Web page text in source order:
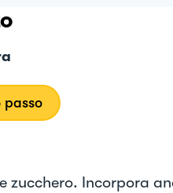
passo
zucchero. Incorpora